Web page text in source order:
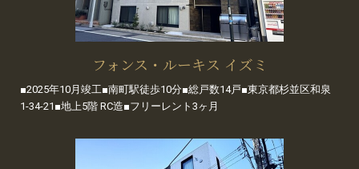
フォンス・ルーキス イズミ
■2025年10月竣工■南町駅徒歩10分■総戸数14戸■東京都杉並区和泉
1-34-21■地上5階 RC造■フリーレント3ヶ月